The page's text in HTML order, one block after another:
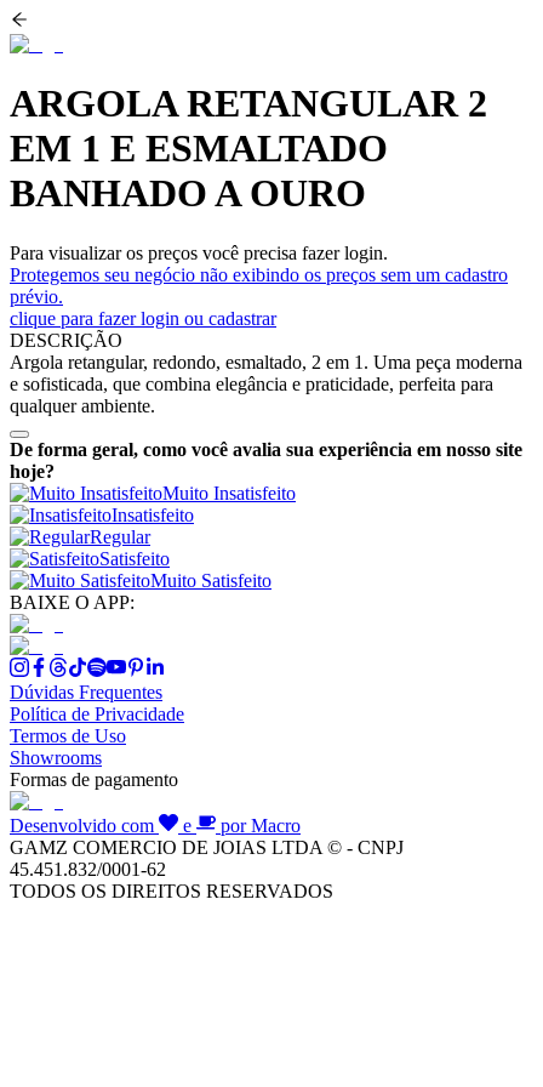
ARGOLA RETANGULAR 2
EM 1 E ESMALTADO
BANHADO A OURO
Para visualizar os preços você precisa fazer login.
Protegemos seu negócio não exibindo os preços sem um cadastro
prévio.
clique para fazer login ou cadastrar
DESCRIÇÃO
Argola retangular, redondo, esmaltado, 2 em 1. Uma peça moderna
e sofisticada, que combina elegância e praticidade, perfeita para
qualquer ambiente.
De forma geral, como você avalia sua experiência em nosso site
hoje?
Muito Insatisfeito
Insatisfeito
Regular
Satisfeito
Muito Satisfeito
BAIXE O APP:
Dúvidas Frequentes
Política de Privacidade
Termos de Uso
Showrooms
Formas de pagamento
Desenvolvido com e
por Macro
GAMZ COMERCIO DE JOIAS LTDA © - CNPJ
45.451.832/0001-62
TODOS OS DIREITOS RESERVADOS